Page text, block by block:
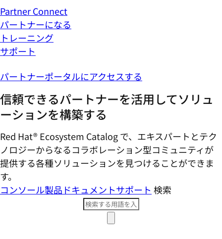
信頼できるパートナーを活用してソリュ
ーションを構築する
Red Hat® Ecosystem Catalog で、エキスパートとテク
提供する各種ソリューションを見つけることができま
す。
コンソール 製品ドキュメント サポート検索
トピックを探す
トライアルを開始する
ラーニングサブスクリプションを購入する
サブスクリプションを管理する